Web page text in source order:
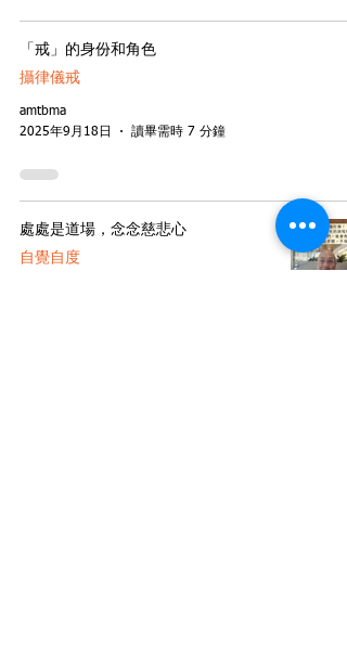
「戒」的身份和角色
攝律儀戒
amtbma
2025年9月18日
讀畢需時 7 分鐘
處處是道場，念念慈悲心
自覺自度